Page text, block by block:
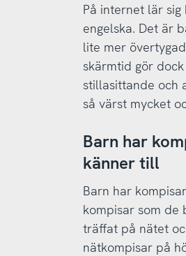
På internet lär
engelska. Det är
lite mer
skärmtid gör
stillasittande och
så värst mycket
Barn har
känner till
Barn har
kompisar som de
träffat på nätet
nätkompisar på